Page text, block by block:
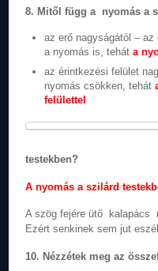
8. Mitől függ a nyomás a
az erő nagyságától –
a nyomás is, tehát a
az érintkezési felület
nyomás csökken, tehát
felülettel
testekben?
A nyomás a szilárd
A szög fejére ütő kalapács
Ezért senkinek sem jut
10. Nézzétek meg az